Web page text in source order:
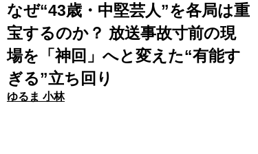
なぜ“43歳・中堅芸人”を各局は重
宝するのか？ 放送事故寸前の現
場を「神回」へと変えた“有能す
ぎる”立ち回り
ゆるま 小林